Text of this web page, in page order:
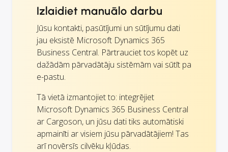
Izlaidiet manuālo darbu
Jūsu kontakti, pasūtījumi un sūtījumu dati
jau eksistē Microsoft Dynamics 365
Business Central. Pārtrauciet tos kopēt uz
dažādām pārvadātāju sistēmām vai sūtīt pa
e-pastu.
Tā vietā izmantojiet to: integrējiet
Microsoft Dynamics 365 Business Central
ar Cargoson, un jūsu dati tiks automātiski
apmainīti ar visiem jūsu pārvadātājiem! Tas
arī novērsīs cilvēku kļūdas.